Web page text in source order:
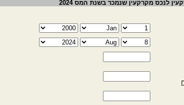
לנכס מקרקעין שנמכר בשנת המס 2024